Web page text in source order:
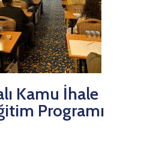
Kamu İhale
Programı